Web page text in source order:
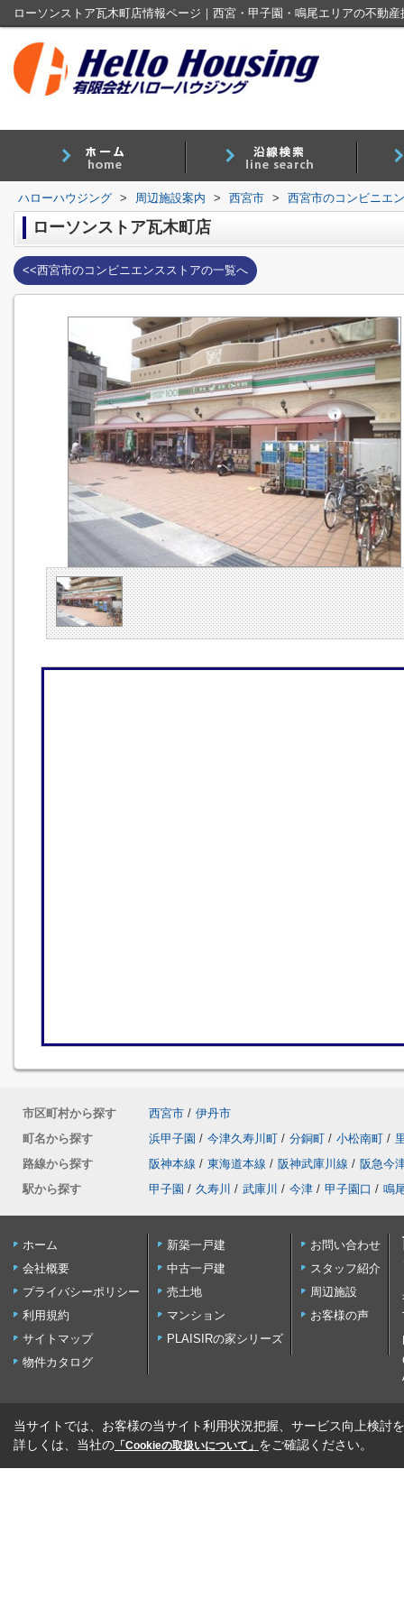
ローソンストア瓦木町店情報ページ｜西宮・甲子園・鳴尾エリアの不動
ハローハウジング > 周辺施設案内 > 西宮市 > 西宮市のコンビニエ
ローソンストア瓦木町店
<<西宮市のコンビニエンスストアの一覧へ
市区町村から探す 西宮市 / 伊丹市
町名から探す
浜甲子園 / 今津久寿川町 / 分銅町 / 小松南町 /
路線から探す
阪神本線 / 東海道本線 / 阪神武庫川線 / 阪急今
駅から探す
甲子園 / 久寿川 / 武庫川 / 今津 / 甲子園口 / 鳴
ホーム
会社概要
プライバシーポリシー
利用規約
サイトマップ
物件カタログ
新築一戸建
中古一戸建
売土地
マンション
PLAISIRの家シリーズ
お問い合わせ
スタッフ紹介
周辺施設
お客様の声
当サイトでは、お客様の当サイト利用状況把握、サービス向上検討
詳しくは、当社の 「Cookieの取扱いについて」 をご確認ください。